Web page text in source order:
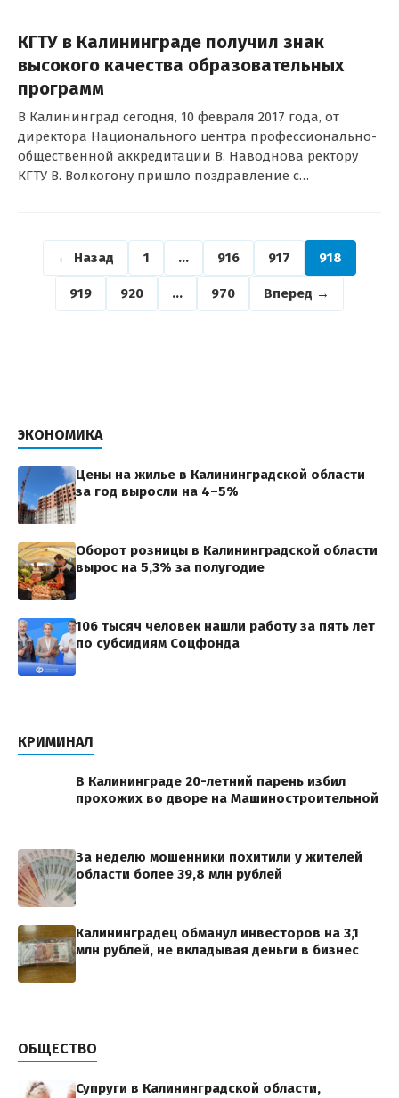
КГТУ в Калининграде получил знак
высокого качества образовательных
программ
В Калининград сегодня, 10 февраля 2017 года, от
директора Национального центра профессионально-
общественной аккредитации В. Наводнова ректору
КГТУ В. Волкогону пришло поздравление с…
← Назад 1 … 916 917 918
919 920 … 970 Вперед →
ЭКОНОМИКА
Цены на жилье в Калининградской области
за год выросли на 4–5%
Оборот розницы в Калининградской области
вырос на 5,3% за полугодие
106 тысяч человек нашли работу за пять лет
по субсидиям Соцфонда
КРИМИНАЛ
В Калининграде 20-летний парень избил
прохожих во дворе на Машиностроительной
За неделю мошенники похитили у жителей
области более 39,8 млн рублей
Калининградец обманул инвесторов на 3,1
млн рублей, не вкладывая деньги в бизнес
ОБЩЕСТВО
Супруги в Калининградской области,